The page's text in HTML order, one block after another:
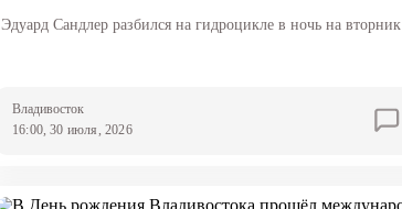
Эдуард Сандлер разбился на гидроцикле в ночь на вторник
Владивосток
16:00, 30 июля, 2026